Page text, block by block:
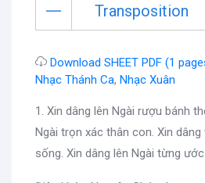
Transposition
Download SHEET PDF (1
Nhạc Thánh Ca, Nhạc Xuân
1. Xin dâng lên Ngài rượu bánh
Ngài trọn xác thân con. Xin
sống. Xin dâng lên Ngài từng